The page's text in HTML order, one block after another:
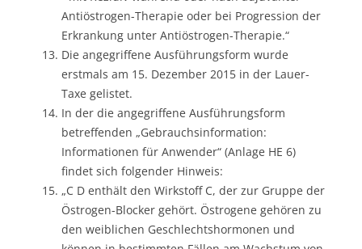
Antiöstrogen-Therapie oder bei Progression der
Erkrankung unter Antiöstrogen-Therapie.“
Die angegriffene Ausführungsform wurde
erstmals am 15. Dezember 2015 in der Lauer-
Taxe gelistet.
In der die angegriffene Ausführungsform
betreffenden „Gebrauchsinformation:
Informationen für Anwender“ (Anlage HE 6)
findet sich folgender Hinweis:
„C D enthält den Wirkstoff C, der zur Gruppe der
Östrogen-Blocker gehört. Östrogene gehören zu
den weiblichen Geschlechtshormonen und